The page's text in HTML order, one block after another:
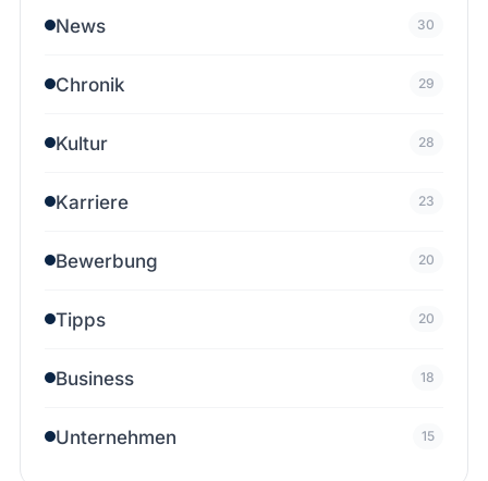
News 30
Chronik 29
Kultur 28
Karriere 23
Bewerbung 20
Tipps 20
Business 18
Unternehmen 15